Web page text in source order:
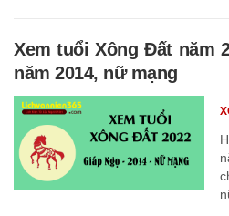
Xem tuổi Xông Đất năm
năm 2014, nữ mạng